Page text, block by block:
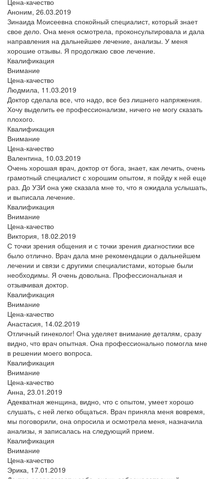
Аноним, 26.03.2019
Зинаида Моисеевна спокойный специалист, который знает
свое дело. Она меня осмотрела, проконсультировала и дала
направления на дальнейшее лечение, анализы. У меня
хорошие отзывы. Я продолжаю свое лечение.
Квалификация
Внимание
Цена-качество
Людмила, 11.03.2019
Доктор сделала все, что надо, все без лишнего напряжения.
Хочу выделить ее профессионализм, ничего не могу сказать
плохого.
Квалификация
Внимание
Цена-качество
Валентина, 10.03.2019
Очень хорошая врач, доктор от бога, знает, как лечить, очень
грамотный специалист с хорошим опытом, я пойду к ней еще
раз. До УЗИ она уже сказала мне то, что я ожидала услышать,
и выписала лечение.
Квалификация
Внимание
Цена-качество
Виктория, 18.02.2019
С точки зрения общения и с точки зрения диагностики все
было отлично. Врач дала мне рекомендации о дальнейшем
лечении и связи с другими специалистами, которые были
необходимы. Я очень довольна. Профессиональная и
отзывчивая доктор.
Квалификация
Внимание
Цена-качество
Анастасия, 14.02.2019
Отличный гинеколог! Она уделяет внимание деталям, сразу
видно, что врач опытная. Она профессионально помогла мне
в решении моего вопроса.
Квалификация
Внимание
Цена-качество
Анна, 23.01.2019
Адекватная женщина, видно, что с опытом, умеет хорошо
слушать, с ней легко общаться. Врач приняла меня вовремя,
мы поговорили, она опросила и осмотрела меня, назначила
анализы, я записалась на следующий прием.
Квалификация
Внимание
Цена-качество
Эрика, 17.01.2019